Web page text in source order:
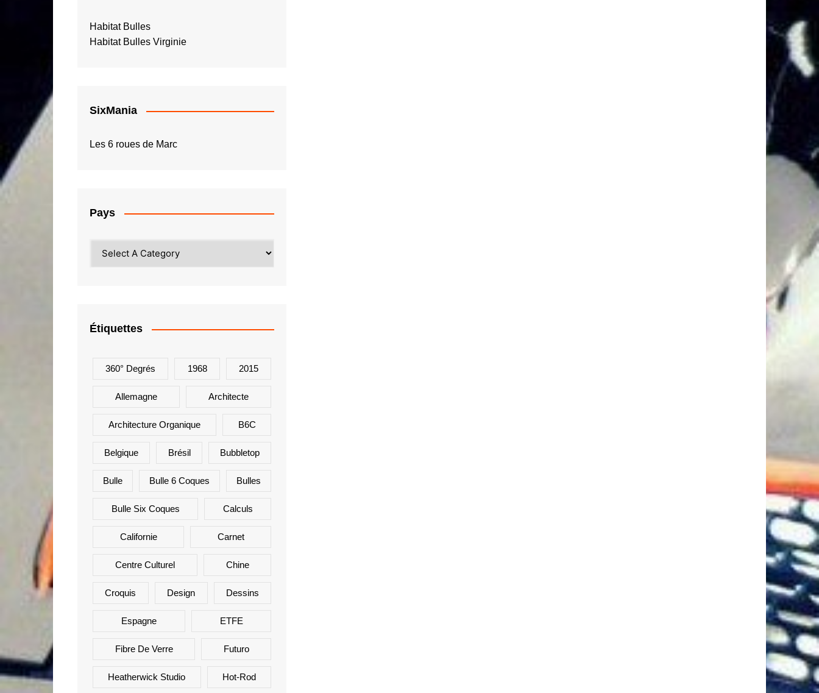
Habitat Bulles
Habitat Bulles Virginie
SixMania
Les 6 roues de Marc
Pays
Étiquettes
360° Degrés 1968 2015
Allemagne Architecte
Architecture Organique B6C
Belgique Brésil Bubbletop
Bulle Bulle 6 Coques Bulles
Bulle Six Coques Calculs
Californie Carnet
Centre Culturel Chine
Croquis Design Dessins
Espagne ETFE
Fibre De Verre Futuro
Heatherwick Studio Hot-Rod